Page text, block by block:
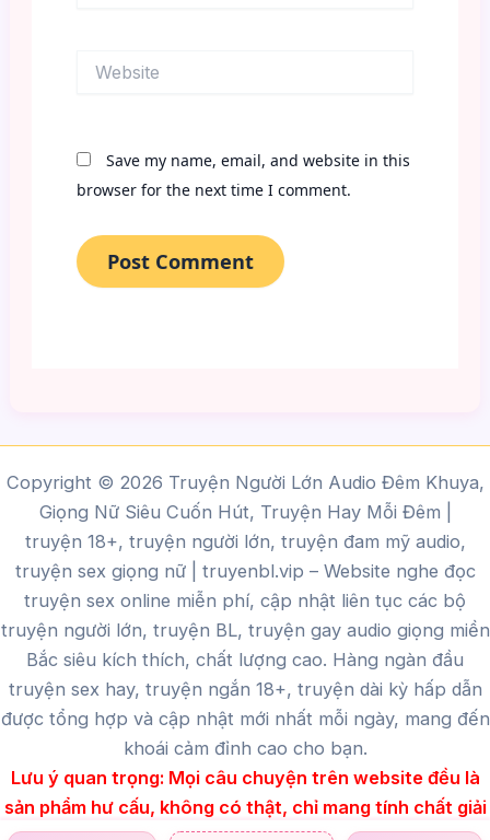
Save my name, email, and website in this
browser for the next time I comment.
Copyright © 2026 Truyện Người Lớn Audio Đêm Khuya,
Giọng Nữ Siêu Cuốn Hút, Truyện Hay Mỗi Đêm |
truyện 18+, truyện người lớn, truyện đam mỹ audio,
truyện sex giọng nữ | truyenbl.vip – Website nghe đọc
truyện sex online miễn phí, cập nhật liên tục các bộ
truyện người lớn, truyện BL, truyện gay audio giọng miền
Bắc siêu kích thích, chất lượng cao. Hàng ngàn đầu
truyện sex hay, truyện ngắn 18+, truyện dài kỳ hấp dẫn
được tổng hợp và cập nhật mới nhất mỗi ngày, mang đến
khoái cảm đỉnh cao cho bạn.
Lưu ý quan trọng: Mọi câu chuyện trên website đều là
sản phẩm hư cấu, không có thật, chỉ mang tính chất giải